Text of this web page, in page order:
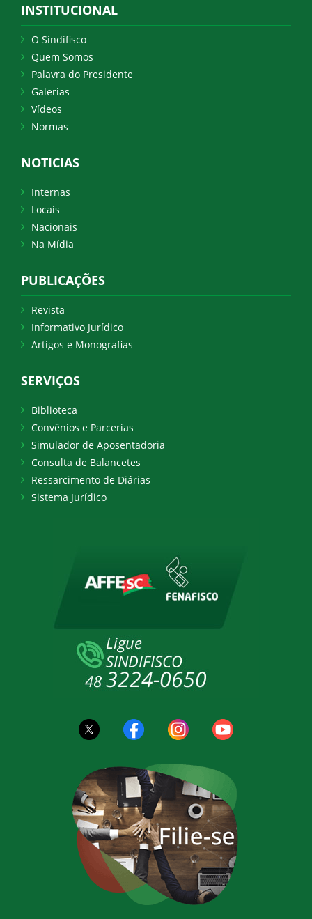
INSTITUCIONAL
O Sindifisco
Quem Somos
Palavra do Presidente
Galerias
Vídeos
Normas
NOTICIAS
Internas
Locais
Nacionais
Na Mídia
PUBLICAÇÕES
Revista
Informativo Jurídico
Artigos e Monografias
SERVIÇOS
Biblioteca
Convênios e Parcerias
Simulador de Aposentadoria
Consulta de Balancetes
Ressarcimento de Diárias
Sistema Jurídico